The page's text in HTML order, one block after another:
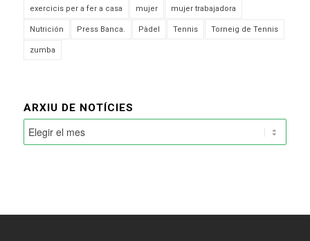
exercicis per a fer a casa mujer mujer trabajadora
Nutrición Press Banca. Pàdel Tennis Torneig de Tennis
zumba
ARXIU DE NOTÍCIES